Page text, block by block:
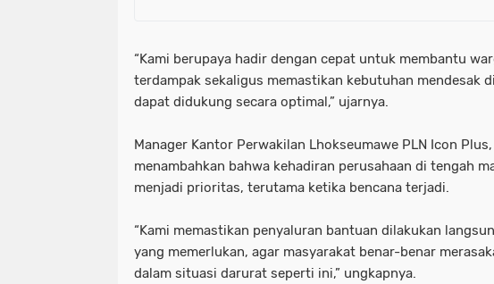
“Kami berupaya hadir dengan cepat untuk membantu
terdampak sekaligus memastikan kebutuhan mendesak
dapat didukung secara optimal,” ujarnya.
Manager Kantor Perwakilan Lhokseumawe PLN Icon
menambahkan bahwa kehadiran perusahaan di tengah
menjadi prioritas, terutama ketika bencana terjadi.
“Kami memastikan penyaluran bantuan dilakukan
yang memerlukan, agar masyarakat benar-benar
dalam situasi darurat seperti ini,” ungkapnya.